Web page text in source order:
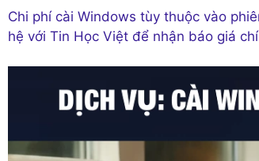
Chi phí cài Windows tùy thuộc vào
hệ với Tin Học Việt để nhận báo giá